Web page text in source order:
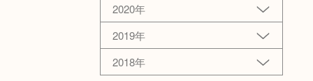
2020年
2019年
2018年